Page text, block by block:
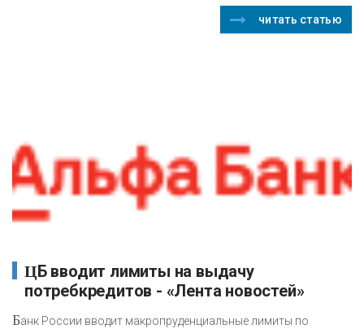
читать статью
ЦБ вводит лимиты на выдачу
потребкредитов - «Лента новостей»
Банк России вводит макропруденциальные лимиты по